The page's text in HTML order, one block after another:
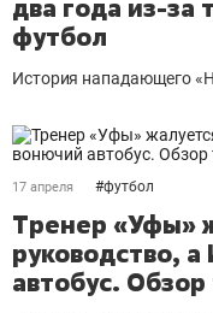
два года из-за
футбол
История нападающего
17 апреля #футбол
Тренер «Уфы»
руководство,
автобус.